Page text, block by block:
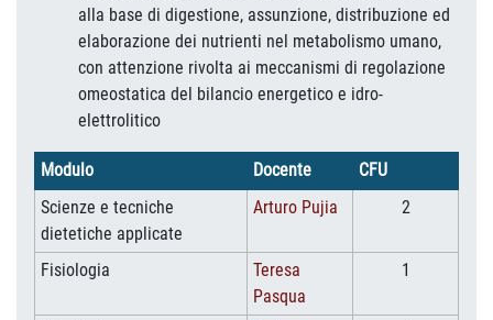
alla base di digestione, assunzione, distribuzione ed
elaborazione dei nutrienti nel metabolismo umano,
con attenzione rivolta ai meccanismi di regolazione
omeostatica del bilancio energetico e idro-
elettrolitico
Modulo Docente
CFU
Scienze e tecniche
dietetiche applicate
Arturo Pujia 2
Fisiologia
Teresa
Pasqua
1